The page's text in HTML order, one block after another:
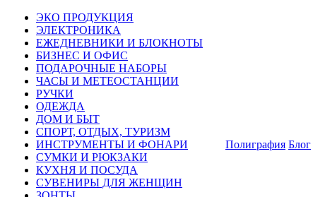
ЭКО ПРОДУКЦИЯ
ЭЛЕКТРОНИКА
ЕЖЕДНЕВНИКИ И БЛОКНОТЫ
БИЗНЕС И ОФИС
ПОДАРОЧНЫЕ НАБОРЫ
ЧАСЫ И МЕТЕОСТАНЦИИ
РУЧКИ
ОДЕЖДА
ДОМ И БЫТ
СПОРТ, ОТДЫХ, ТУРИЗМ
ИНСТРУМЕНТЫ И ФОНАРИ
СУМКИ И РЮКЗАКИ
КУХНЯ И ПОСУДА
СУВЕНИРЫ ДЛЯ ЖЕНЩИН
Полиграфия Блог